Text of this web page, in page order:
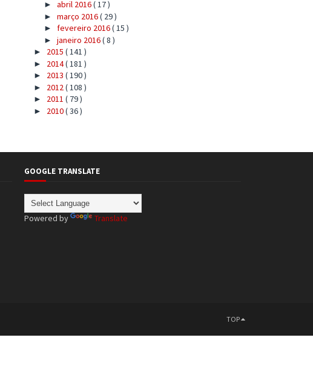
► abril 2016( 17 )
► março 2016( 29 )
► fevereiro 2016( 15 )
► janeiro 2016( 8 )
► 2015 ( 141 )
► 2014( 181 )
► 2013 ( 190 )
► 2012 ( 108 )
► 2011 ( 79 )
► 2010( 36 )
GOOGLE TRANSLATE
Powered by Translate
TOP